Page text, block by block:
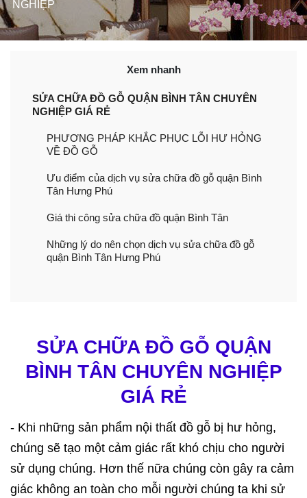
NGHIỆP
Xem nhanh
SỬA CHỮA ĐỒ GỖ QUẬN BÌNH TÂN CHUYÊN
NGHIỆP GIÁ RẺ
PHƯƠNG PHÁP KHẮC PHỤC LỖI HƯ HỎNG
VỀ ĐỒ GỖ
Ưu điểm của dịch vụ sửa chữa đồ gỗ quận Bình
Tân Hưng Phú
Giá thi công sửa chữa đồ quận Bình Tân
Những lý do nên chọn dịch vụ sửa chữa đồ gỗ
quận Bình Tân Hưng Phú
SỬA CHỮA ĐỒ GỖ QUẬN
BÌNH TÂN CHUYÊN NGHIỆP
GIÁ RẺ
- Khi những sản phẩm nội thất đồ gỗ bị hư hỏng,
chúng sẽ tạo một cảm giác rất khó chịu cho người
sử dụng chúng. Hơn thế nữa chúng còn gây ra cảm
giác không an toàn cho mỗi người chúng ta khi sử